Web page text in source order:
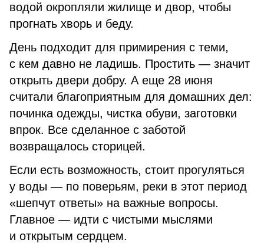
водой окропляли жилище и двор, чтобы
прогнать хворь и беду.
День подходит для примирения с теми,
с кем давно не ладишь. Простить — значит
открыть двери добру. А еще 28 июня
считали благоприятным для домашних дел:
починка одежды, чистка обуви, заготовки
впрок. Все сделанное с заботой
возвращалось сторицей.
Если есть возможность, стоит прогуляться
у воды — по поверьям, реки в этот период
«шепчут ответы» на важные вопросы.
Главное — идти с чистыми мыслями
и открытым сердцем.